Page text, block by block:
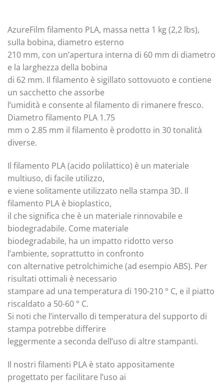
AzureFilm filamento PLA, massa netta 1 kg (2,2 lbs),
sulla bobina, diametro esterno
210 mm, con un’apertura interna di 60 mm di diametro
e la larghezza della bobina
di 62 mm. Il filamento è sigillato sottovuoto e contiene
un sacchetto che assorbe
l’umidità e consente al filamento di rimanere fresco.
Diametro filamento PLA 1.75
mm o 2.85 mm il filamento è prodotto in 30 tonalità
diverse.
Il filamento PLA (acido polilattico) è un materiale
multiuso, di facile utilizzo,
e viene solitamente utilizzato nella stampa 3D. Il
filamento PLA è bioplastico,
il che significa che è un materiale rinnovabile e
biodegradabile. Come materiale
biodegradabile, ha un impatto ridotto verso
l’ambiente, soprattutto in confronto
con alternative petrolchimiche (ad esempio ABS). Per
risultati ottimali è necessario
stampare ad una temperatura di 190-210 ° C, e il piatto
riscaldato a 50-60 ° C.
Si noti che l’intervallo di temperatura del supporto di
stampa potrebbe differire
leggermente a seconda dell’uso di altre stampanti.
Il nostri filamenti PLA è stato appositamente
progettato per facilitare l’uso ai